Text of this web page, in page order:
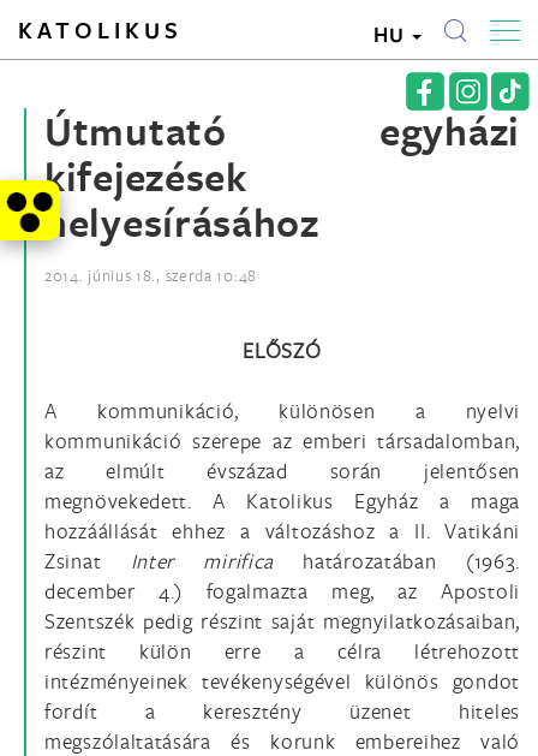
KATOLIKUS HU
Útmutató egyházi
kifejezések
helyesírásához
2014. június 18., szerda 10:48
ELŐSZÓ
A kommunikáció, különösen a nyelvi
kommunikáció szerepe az emberi társadalomban,
az elmúlt évszázad során jelentősen
megnövekedett. A Katolikus Egyház a maga
hozzáállását ehhez a változáshoz a II. Vatikáni
Zsinat Inter mirifica határozatában (1963.
december 4.) fogalmazta meg, az Apostoli
Szentszék pedig részint saját megnyilatkozásaiban,
részint külön erre a célra létrehozott
intézményeinek tevékenységével különös gondot
fordít a keresztény üzenet hiteles
megszólaltatására és korunk embereihez való